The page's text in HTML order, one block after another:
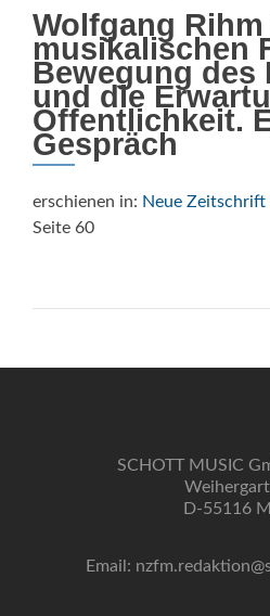
Wolfgang
musikalischen
Bewegung des
und die
Öffentlichkeit.
Gespräch
erschienen in: Neue
Seite 60
SCHOTT MUSIC
D-55116
Email: